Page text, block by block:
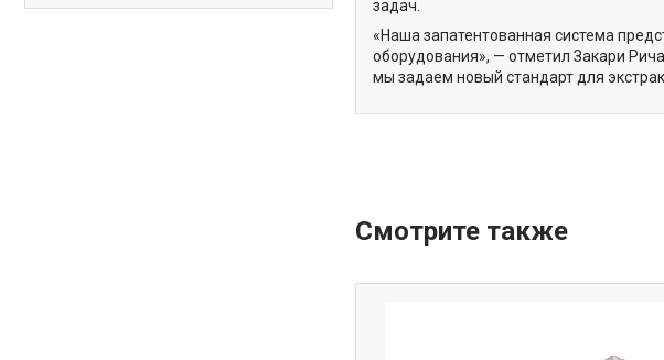
задач.
«Наша запатентованная система
оборудования», — отметил Закари
мы задаем новый стандарт для